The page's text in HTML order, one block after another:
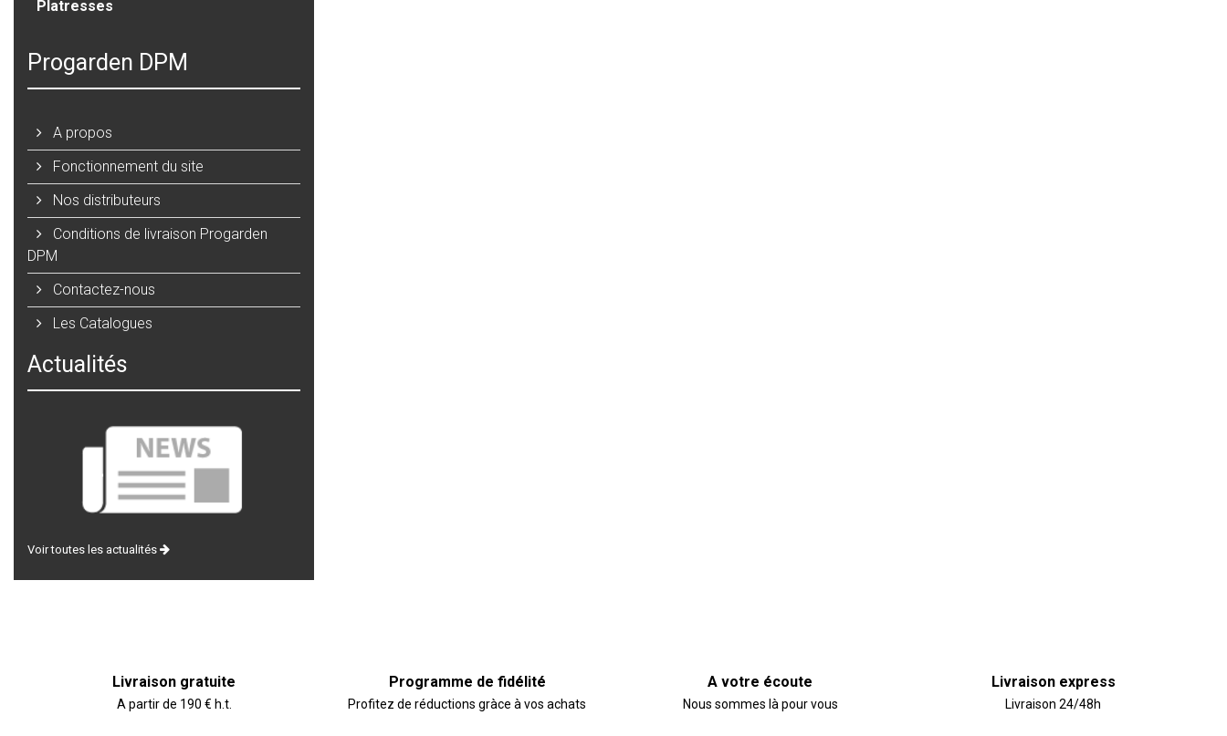
Platresses
Progarden DPM
A propos
Fonctionnement du site
Nos distributeurs
Conditions de livraison Progarden
DPM
Contactez-nous
Les Catalogues
Actualités
Voir toutes les actualités
Livraison gratuite
A partir de 190 € h.t.
Programme de fidélité
Profitez de réductions gràce à vos achats
A votre écoute
Nous sommes là pour vous
Livraison express
Livraison 24/48h